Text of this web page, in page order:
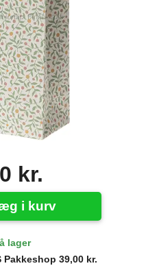
kr.
i kurv
lager
39,00 kr.